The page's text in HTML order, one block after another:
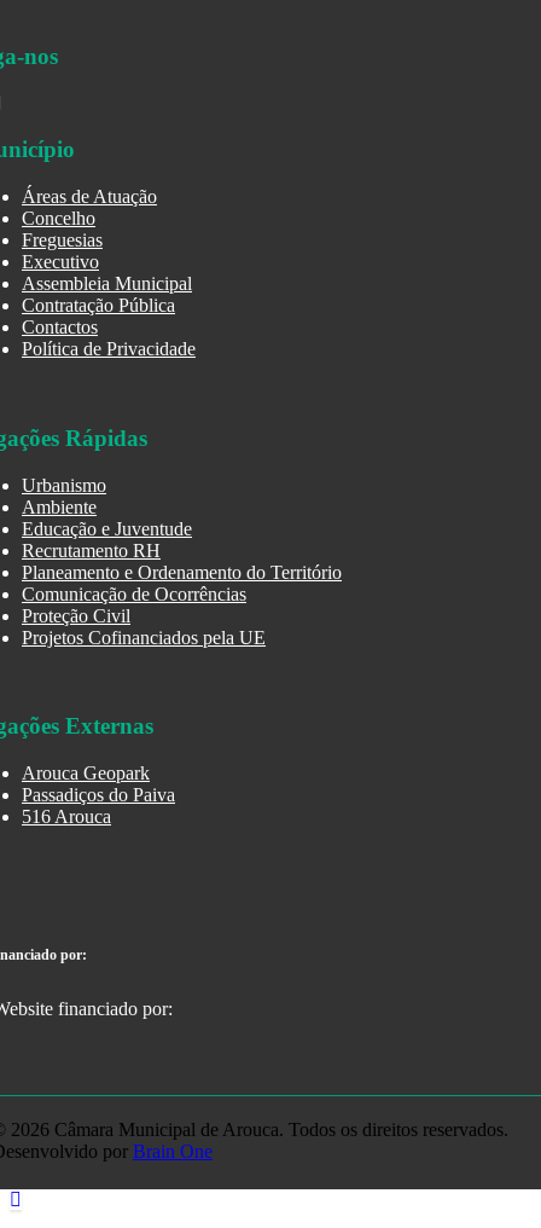
nos
Áreas de Atuação
Concelho
Freguesias
Executivo
Assembleia Municipal
Contratação Pública
Contactos
Política de Privacidade
Rápidas
Urbanismo
Ambiente
Educação e Juventude
Recrutamento RH
Planeamento e Ordenamento do Território
Comunicação de Ocorrências
Proteção Civil
Projetos Cofinanciados pela UE
Externas
Arouca Geopark
Passadiços do Paiva
516 Arouca
por:
2026 Câmara Municipal de Arouca. Todos os direitos reservados.
por Brain One